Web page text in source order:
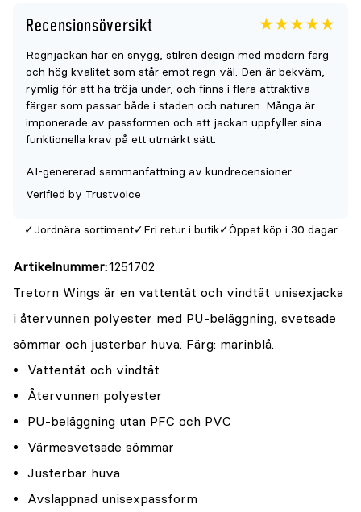
Recensionsöversikt
Betyget
för
denna
produkt
är
av
4.8
5
Regnjackan har en snygg, stilren design med modern färg
och hög kvalitet som står emot regn väl. Den är bekväm,
rymlig för att ha tröja under, och finns i flera attraktiva
färger som passar både i staden och naturen. Många är
imponerade av passformen och att jackan uppfyller sina
funktionella krav på ett utmärkt sätt.
AI-genererad sammanfattning av kundrecensioner
Verified by Trustvoice
Jordnära sortiment Fri retur i butik Öppet köp i 30 dagar
Artikelnummer 1251702
Tretorn Wings är en vattentät och vindtät unisexjacka
i återvunnen polyester med PU-beläggning, svetsade
sömmar och justerbar huva. Färg: marinblå.
Vattentät och vindtät
Återvunnen polyester
PU-beläggning utan PFC och PVC
Värmesvetsade sömmar
Justerbar huva
Avslappnad unisexpassform